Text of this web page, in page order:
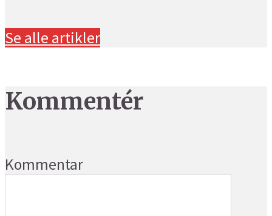
Se alle artikler
Kommentér
Kommentar